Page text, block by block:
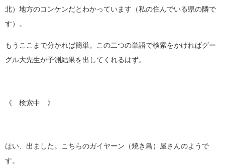
北）地方のコンケンだとわかっています（私の住んでいる県の隣で
す）。
もうここまで分かれば簡単。この二つの単語で検索をかければグー
グル大先生が予測結果を出してくれるはず。
《 検索中 》
はい、出ました。こちらのガイヤーン（焼き鳥）屋さんのようで
す。